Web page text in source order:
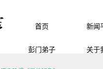
首页 新闻
彭门弟子 关于